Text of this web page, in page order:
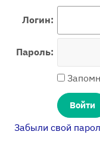
Логин:
Пароль:
Забыли свой